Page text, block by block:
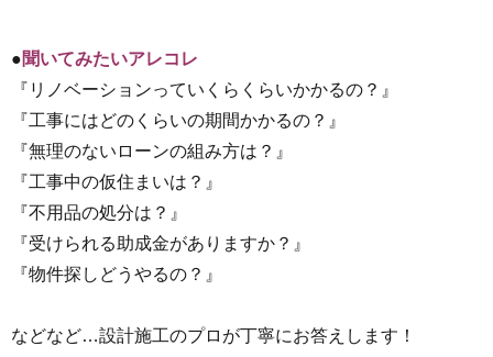
●聞いてみたいアレコレ
『リノベーションっていくらくらいかかるの？』
『工事にはどのくらいの期間かかるの？』
『無理のないローンの組み方は？』
『工事中の仮住まいは？』
『不用品の処分は？』
『受けられる助成金がありますか？』
『物件探しどうやるの？』
などなど…設計施工のプロが丁寧にお答えします！